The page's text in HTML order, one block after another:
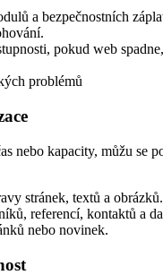
a bezpečnostních
pokud web
problémů
nebo kapacity, můžu se
stránek, textů a obrázků.
referencí, kontaktů a
nebo novinek.